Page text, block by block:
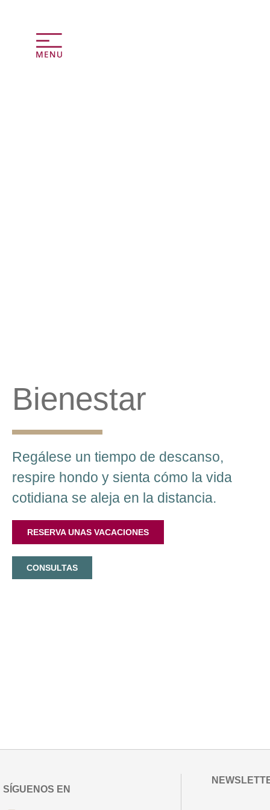
Bienestar
Regálese un tiempo de descanso,
respire hondo y sienta cómo la vida
cotidiana se aleja en la distancia.
RESERVA UNAS VACACIONES
CONSULTAS
SÍGUENOS EN